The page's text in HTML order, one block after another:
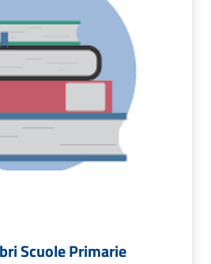
Scuole Primarie